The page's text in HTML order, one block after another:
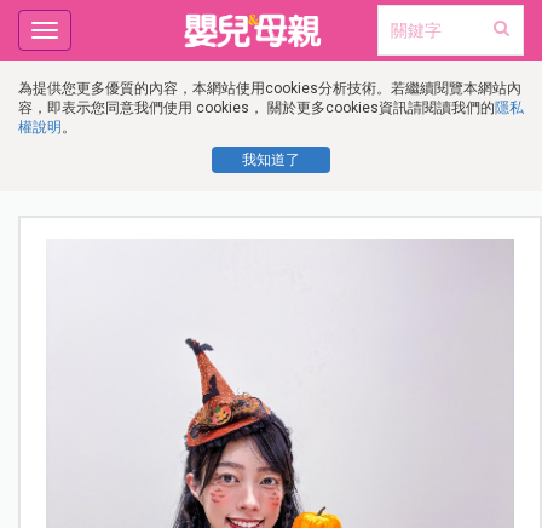
為提供您更多優質的內容，本網站使用cookies分析技術。若繼續閱覽本網站內
容，即表示您同意我們使用 cookies， 關於更多cookies資訊請閱讀我們的隱私
權說明 。
我知道了
Toggle
navigation